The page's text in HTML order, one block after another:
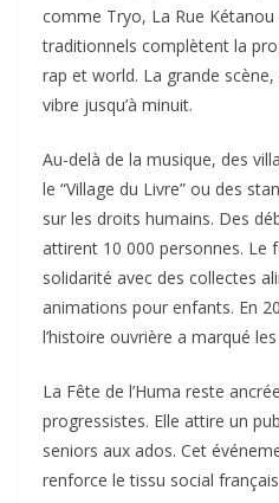
comme Tryo, La Rue
traditionnels complètent la
rap et world. La grande scène,
vibre jusqu’à minuit.​
Au-delà de la musique, des
le “Village du Livre” ou des
sur les droits humains. Des
attirent 10 000 personnes. Le
solidarité avec des collectes
animations pour enfants. En
l’histoire ouvrière a marqué
La Fête de l’Huma reste
progressistes. Elle attire un
seniors aux ados. Cet
renforce le tissu social